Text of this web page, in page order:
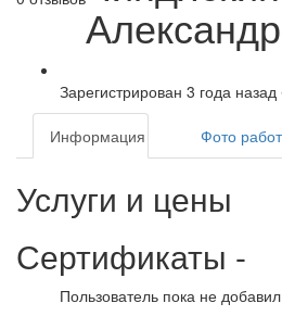
Зарегистрирован 3 года назад
Информация Фото работ
Услуги и цены
Сертификаты -
Пользователь пока не